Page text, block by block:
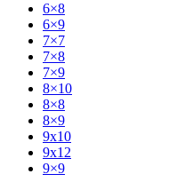
6×8
6×9
7×7
7×8
7×9
8×10
8×8
8×9
9x10
9x12
9×9